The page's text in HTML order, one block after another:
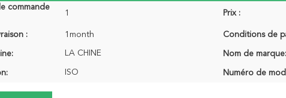
commande
1 Prix :
: 1month Conditions de
LA CHINE Nom de marque:
ISO Numéro de